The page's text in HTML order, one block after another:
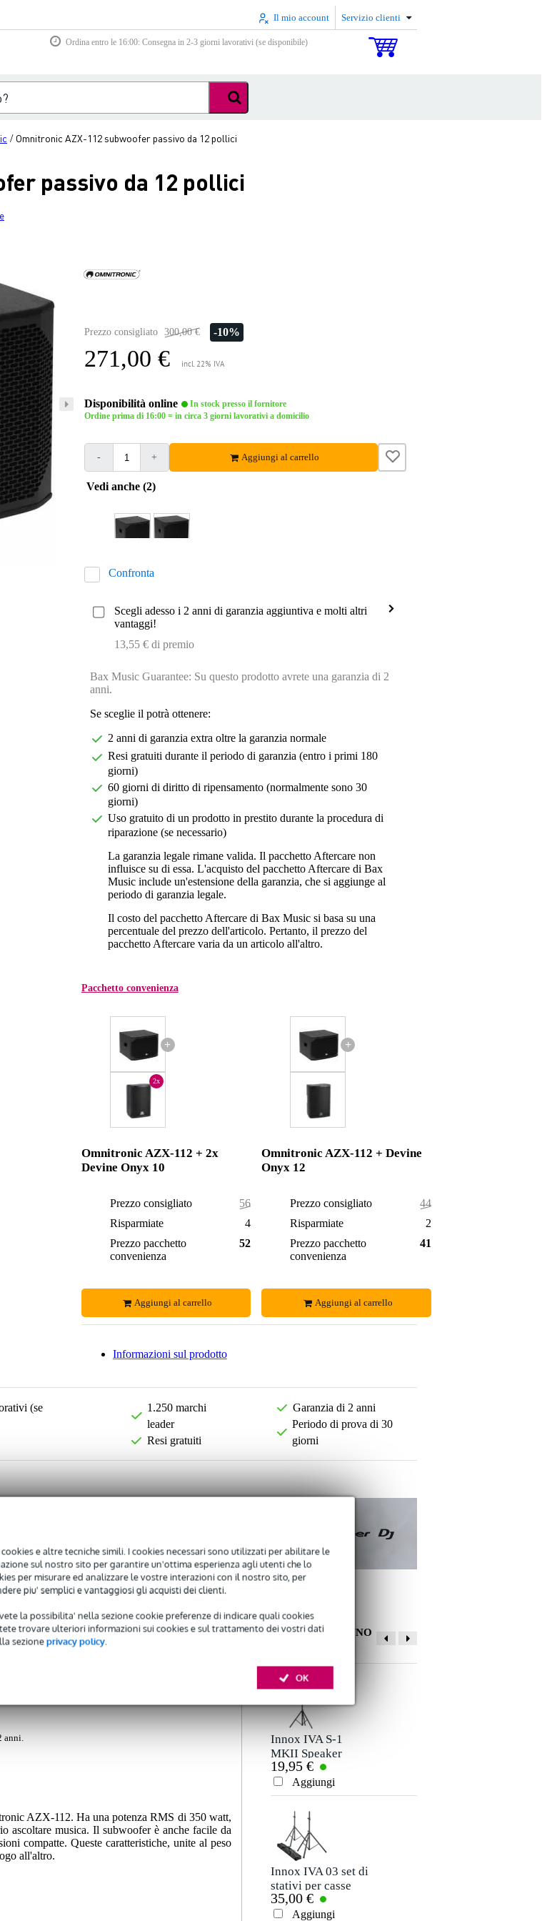
e altre tecniche simili. I cookies necessari sono utilizzati per abilitare le
sul nostro sito per garantire un'ottima esperienza agli utenti che lo
per misurare ed analizzare le vostre interazioni con il nostro sito, per
piu' semplici e vantaggiosi gli acquisti dei clienti.
la possibilita' nella sezione cookie preferenze di indicare quali cookies
trovare ulteriori informazioni sui cookies e sul trattamento dei vostri dati
sezioneprivacy policy.
OK
Il mio account Servizio clienti
Ordina entro le 16:00: Consegna in 2-3 giorni lavorativi (se disponibile)
/ Omnitronic AZX-112 subwoofer passivo da 12 pollici
passivo da 12 pollici
Prezzo consigliato 300,00 € -10%
271,00 € incl. 22% IVA
Disponibilità online
In stock presso il fornitore
Ordine prima di 16:00 = in circa 3 giorni lavorativi a domicilio
- + Aggiungi al carrello
Vedi anche (2)
Confronta
Scegli adesso i 2 anni di garanzia aggiuntiva e molti altri
vantaggi!
13,55 € di premio
Bax Music Guarantee: Su questo prodotto avrete una garanzia di 2
anni.
Se sceglie il potrà ottenere:
2 anni di garanzia extra oltre la garanzia normale
Resi gratuiti durante il periodo di garanzia (entro i primi 180
giorni)
60 giorni di diritto di ripensamento (normalmente sono 30
giorni)
Uso gratuito di un prodotto in prestito durante la procedura di
riparazione (se necessario)
La garanzia legale rimane valida. Il pacchetto Aftercare non
influisce su di essa. L'acquisto del pacchetto Aftercare di Bax
Music include un'estensione della garanzia, che si aggiunge al
periodo di garanzia legale.
Il costo del pacchetto Aftercare di Bax Music si basa su una
percentuale del prezzo dell'articolo. Pertanto, il prezzo del
pacchetto Aftercare varia da un articolo all'altro.
Pacchetto convenienza
+
2x
Omnitronic AZX-112 + 2x
Devine Onyx 10
Prezzo consigliato
569,00 €
Risparmiate
47,00 €
Prezzo pacchetto
convenienza
522,00 €
Aggiungi al carrello
+
Omnitronic AZX-112 + Devine
Onyx 12
Prezzo consigliato
440,00 €
Risparmiate
25,00 €
Prezzo pacchetto
convenienza
415,00 €
Aggiungi al carrello
Informazioni sul prodotto
(se
1.250 marchi
leader
Resi gratuiti
Garanzia di 2 anni
Periodo di prova di 30
giorni
anni.
AZX-112. Ha una potenza RMS di 350 watt,
ascoltare musica. Il subwoofer è anche facile da
compatte. Queste caratteristiche, unite al peso
all'altro.
La tua opinione
Soprannome
Valutazione
Commento
Inviare
Non ci sono ancora recensioni per questo prodotto.
ALTRI CLIENTI HANNO
Innox IVA S-1
MKII Speaker
Stand, 1.8m
19,95 €
Aggiungi
Innox IVA 03 set di
stativi per casse
con borsa (2 pezzi)
35,00 €
Aggiungi